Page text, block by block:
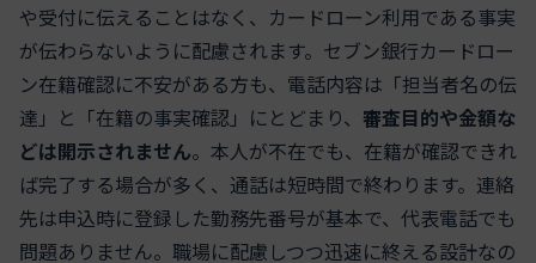
や受付に伝えることはなく、カードローン利用である事実
が伝わらないように配慮されます。セブン銀行カードロー
ン在籍確認に不安がある方も、電話内容は「担当者名の伝
達」と「在籍の事実確認」にとどまり、 審査目的や金額な
どは開示されません。本人が不在でも、在籍が確認できれ
ば完了する場合が多く、通話は短時間で終わります。連絡
先は申込時に登録した勤務先番号が基本で、代表電話でも
問題ありません。職場に配慮しつつ迅速に終える設計なの